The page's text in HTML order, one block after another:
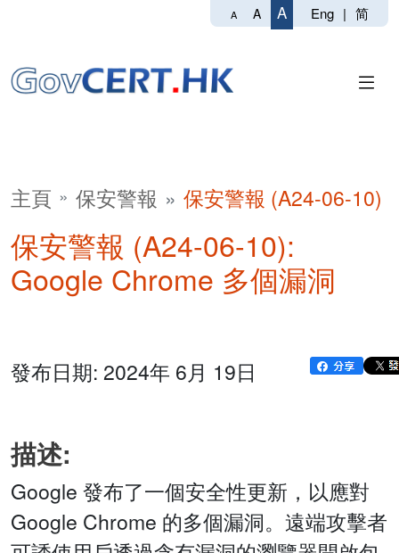
A A A Eng | 简
主頁 保安警報 保安警報 (A24-06-10)
保安警報 (A24-06-10):
Google Chrome 多個漏洞
發布日期: 2024年 6月 19日
描述:
Google 發布了一個安全性更新，以應對
Google Chrome 的多個漏洞。遠端攻擊者